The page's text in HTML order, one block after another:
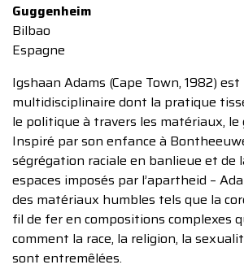
Guggenheim
Bilbao
Espagne
Igshaan Adams (Cape Town, 1982)
multidisciplinaire dont la pratique
le politique à travers les matériaux,
Inspiré par son enfance à
ségrégation raciale en banlieue et de
espaces imposés par l’apartheid –
des matériaux humbles tels que la
fil de fer en compositions complexes
comment la race, la religion, la
sont entremêlées.